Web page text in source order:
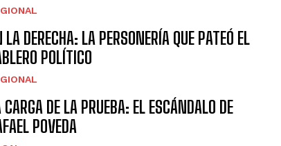
LA DERECHA: LA PERSONERÍA QUE PATEÓ EL
POLÍTICO
CARGA DE LA PRUEBA: EL ESCÁNDALO DE
POVEDA